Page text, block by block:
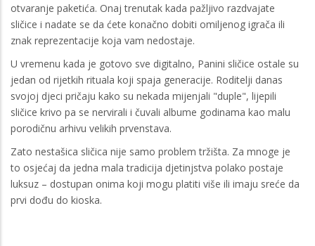
otvaranje paketića. Onaj trenutak kada pažljivo razdvajate
sličice i nadate se da ćete konačno dobiti omiljenog igrača ili
znak reprezentacije koja vam nedostaje.
U vremenu kada je gotovo sve digitalno, Panini sličice ostale su
jedan od rijetkih rituala koji spaja generacije. Roditelji danas
svojoj djeci pričaju kako su nekada mijenjali "duple", lijepili
sličice krivo pa se nervirali i čuvali albume godinama kao malu
porodičnu arhivu velikih prvenstava.
Zato nestašica sličica nije samo problem tržišta. Za mnoge je
to osjećaj da jedna mala tradicija djetinjstva polako postaje
luksuz – dostupan onima koji mogu platiti više ili imaju sreće da
prvi dođu do kioska.